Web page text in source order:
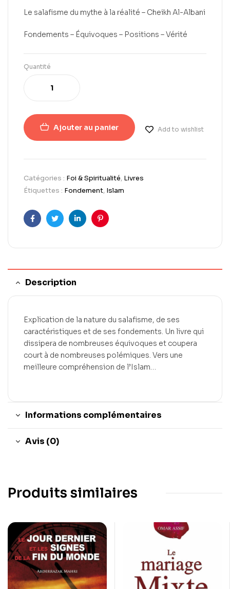
Le salafisme du mythe à la réalité – Cheikh Al-Albani
Fondements – Équivoques – Positions – Vérité
Quantité
Ajouter au panier Add to wishlist
Catégories : Foi & Spiritualité, Livres
Étiquettes : Fondement, Islam
FacebookTwitterLinkedInPinterest
Description
Explication de la nature du salafisme, de ses
caractéristiques et de ses fondements. Un livre qui
dissipera de nombreuses équivoques et coupera
court à de nombreuses polémiques. Vers une
meilleure compréhension de l’Islam…
Informations complémentaires
Avis (0)
Produits similaires